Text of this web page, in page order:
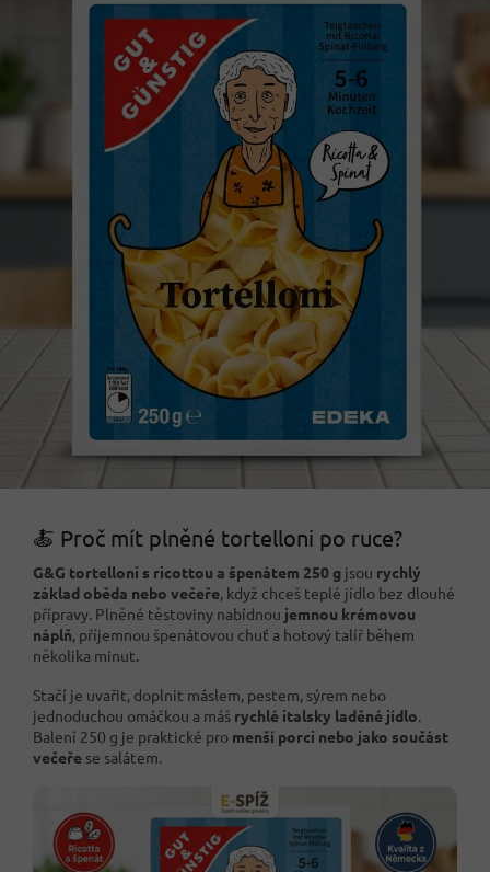
🍝 Proč mít plněné tortelloni po ruce?
G&G tortelloni s ricottou a špenátem 250 g jsou rychlý
základ oběda nebo večeře, když chceš teplé jídlo bez dlouhé
přípravy. Plněné těstoviny nabídnou jemnou krémovou
náplň, příjemnou špenátovou chuť a hotový talíř během
několika minut.
Stačí je uvařit, doplnit máslem, pestem, sýrem nebo
jednoduchou omáčkou a máš rychlé italsky laděné jídlo
Balení 250 g je praktické pro menší porci nebo jako součást
večeře se salátem.